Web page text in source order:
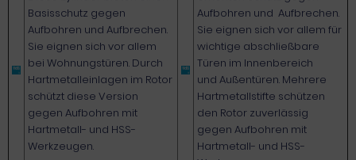
Basisschutz gegen
Aufbohren und Aufbrechen.
Sie eignen sich vor allem
bei Wohnungstüren. Durch
Hartmetalleinlagen im Rotor
schützt diese Version
gegen Aufbohren mit
Hartmetall- und HSS-
Werkzeugen.
Aufbohren und Aufbrechen.
Sie eignen sich vor allem für
wichtige abschließbare
Türen im Innenbereich
und Außentüren. Mehrere
Hartmetallstifte schützen
den Rotor zuverlässig
gegen Aufbohren mit
Hartmetall- und HSS-